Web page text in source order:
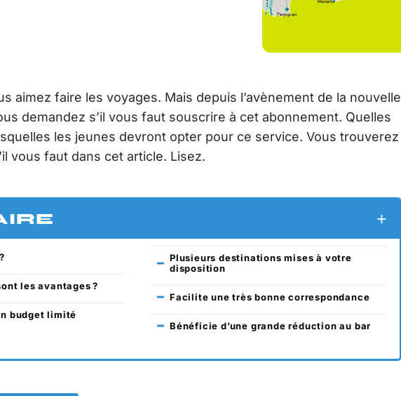
aimez faire les voyages. Mais depuis l’avènement de la nouvelle
demandez s’il vous faut souscrire à cet abonnement. Quelles
les jeunes devront opter pour ce service. Vous trouverez
vous faut dans cet article. Lisez.
les avantages ?
budget limité
Plusieurs destinations mises à votre
disposition
Facilite une très bonne correspondance
Bénéficie d’une grande réduction au bar